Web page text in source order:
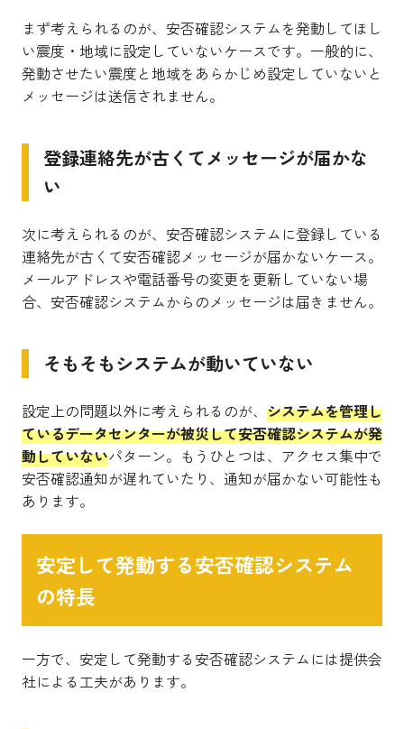
まず考えられるのが、安否確認システムを発動してほし
い震度・地域に設定していないケースです。一般的に、
発動させたい震度と地域をあらかじめ設定していないと
メッセージは送信されません。
登録連絡先が古くてメッセージが届かな
い
次に考えられるのが、安否確認システムに登録している
連絡先が古くて安否確認メッセージが届かないケース。
メールアドレスや電話番号の変更を更新していない場
合、安否確認システムからのメッセージは届きません。
そもそもシステムが動いていない
設定上の問題以外に考えられるのが、 システムを管理し
ているデータセンターが被災して安否確認システムが発
動していないパターン。もうひとつは、アクセス集中で
安否確認通知が遅れていたり、通知が届かない可能性も
あります。
安定して発動する安否確認システム
の特長
一方で、安定して発動する安否確認システムには提供会
社による工夫があります。